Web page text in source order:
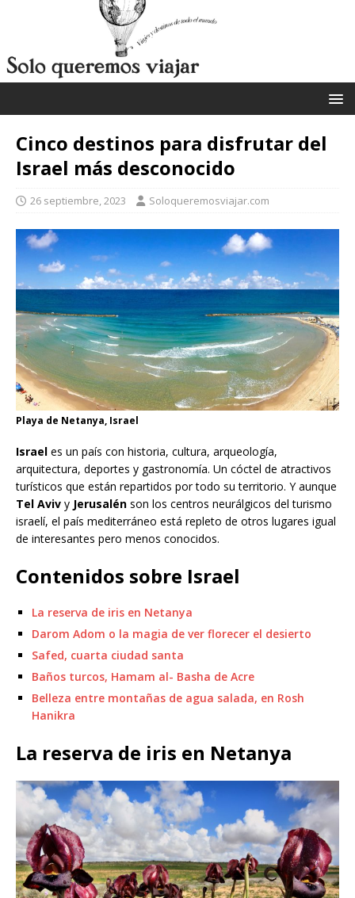
Cinco destinos para disfrutar del
Israel más desconocido
26 septiembre, 2023 Soloqueremosviajar.com
Playa de Netanya, Israel
Israel es un país con historia, cultura, arqueología,
arquitectura, deportes y gastronomía. Un cóctel de atractivos
turísticos que están repartidos por todo su territorio. Y aunque
Tel Aviv y Jerusalén son los centros neurálgicos del turismo
israelí, el país mediterráneo está repleto de otros lugares igual
de interesantes pero menos conocidos.
Contenidos sobre Israel
La reserva de iris en Netanya
Darom Adom o la magia de ver florecer el desierto
Safed, cuarta ciudad santa
Baños turcos, Hamam al- Basha de Acre
Belleza entre montañas de agua salada, en Rosh
Hanikra
La reserva de iris en Netanya